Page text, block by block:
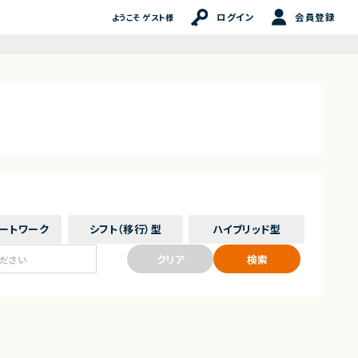
ようこそ ゲスト様 ログイン 会員登録
トワーク シフト（移行） 型 ハイブリッド型
クリア
検索